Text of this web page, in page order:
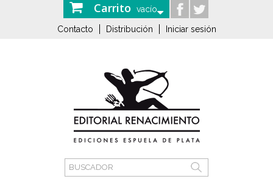
Carrito vacío
Contacto Distribución Iniciar sesión